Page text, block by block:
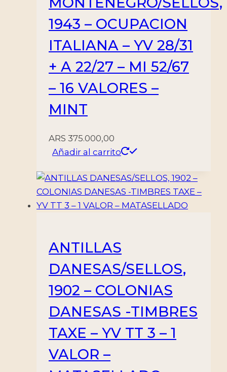
VALORES
cantidad
1943 – OCUPACION
ITALIANA – YV 28/31
+ A 22/27 – MI 52/67
– 16 VALORES –
MINT
ARS 375.000,00
Añadir al carrito
ANTILLAS
DANESAS/SELLOS,
1902 – COLONIAS
DANESAS -TIMBRES
TAXE – YV TT 3 – 1
VALOR –